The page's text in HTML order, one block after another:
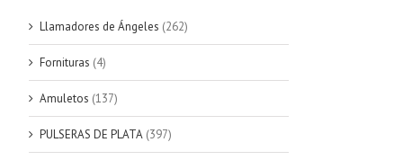
Llamadores de Ángeles (262)
Fornituras (4)
Amuletos (137)
PULSERAS DE PLATA (397)